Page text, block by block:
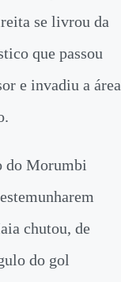
se livrou da
que passou
e invadiu a área
do Morumbi
chutou, de
do gol